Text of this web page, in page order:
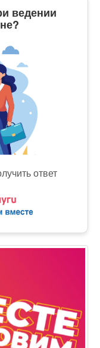
ведении
ответ